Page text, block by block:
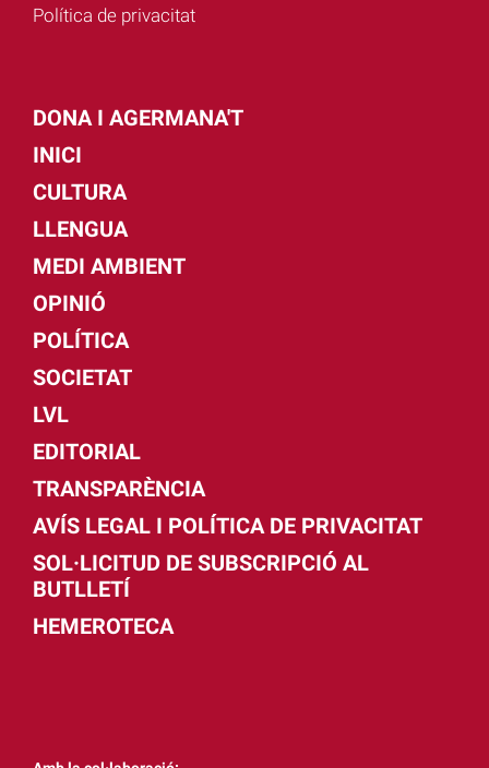
Política de privacitat
DONA I AGERMANA'T
INICI
CULTURA
LLENGUA
MEDI AMBIENT
OPINIÓ
POLÍTICA
SOCIETAT
LVL
EDITORIAL
TRANSPARÈNCIA
AVÍS LEGAL I POLÍTICA DE PRIVACITAT
SOL·LICITUD DE SUBSCRIPCIÓ AL
BUTLLETÍ
HEMEROTECA